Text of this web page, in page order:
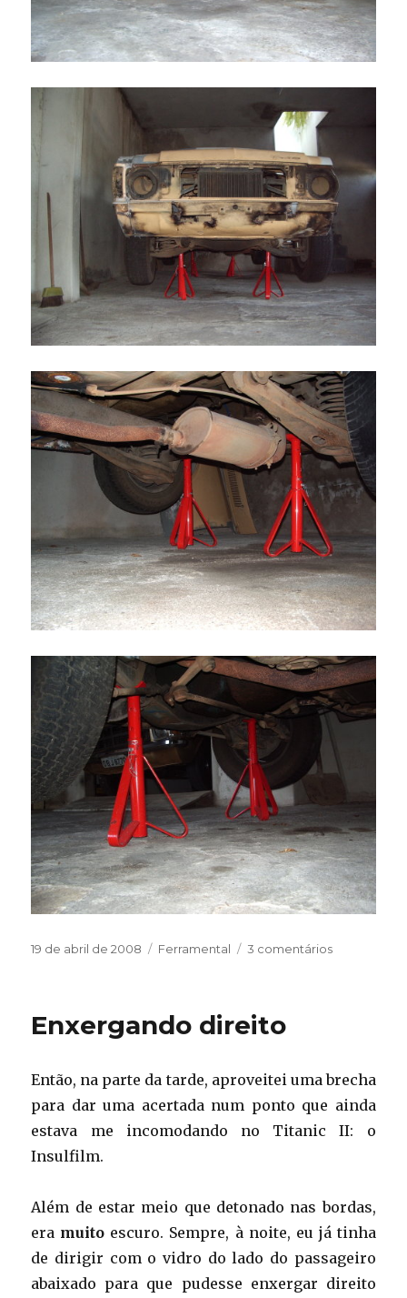
Publicado
19 de abril de 2008 Categorias
Ferramental 3 comentáriosem
Enxergando direito
Então, na parte da tarde, aproveitei uma brecha
para dar uma acertada num ponto que ainda
estava me incomodando no Titanic II: o
Insulfilm.
Além de estar meio que detonado nas bordas,
era muito escuro. Sempre, à noite, eu já tinha
de dirigir com o vidro do lado do passageiro
abaixado para que pudesse enxergar direito